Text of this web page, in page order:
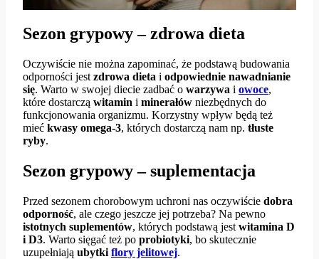
Sezon grypowy – zdrowa dieta
Oczywiście nie można zapominać, że podstawą budowania
odporności jest zdrowa dieta i odpowiednie nawadnianie
się. Warto w swojej diecie zadbać o warzywa i owoce,
które dostarczą witamin i minerałów niezbędnych do
funkcjonowania organizmu. Korzystny wpływ będą też
mieć kwasy omega-3, których dostarczą nam np. tłuste
ryby.
Sezon grypowy – suplementacja
Przed sezonem chorobowym uchroni nas oczywiście dobra
odporność, ale czego jeszcze jej potrzeba? Na pewno
istotnych suplementów, których podstawą jest witamina D
i D3. Warto sięgać też po probiotyki, bo skutecznie
uzupełniają ubytki flory jelitowej.